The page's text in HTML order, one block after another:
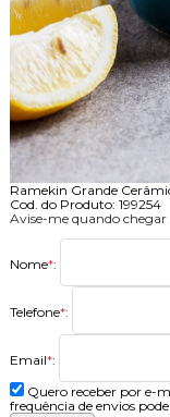
Ramekin Grande
Cod. do Produto: 199254
Avise-me quando chegar
Nome*:
Telefone*:
Email*:
Quero receber por e-
frequência de envios